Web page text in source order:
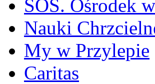
SOS. Ośrodek
Nauki
My w Przylepie
Caritas